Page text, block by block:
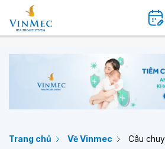
Trang chủ Về Vinmec Câu